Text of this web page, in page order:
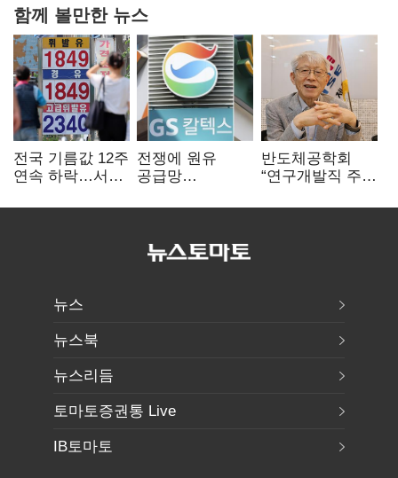
함께 볼만한 뉴스
전국 기름값 12주
연속 하락…서울
전쟁에 원유
공급망
정유, 에너지안보
반도체공학회
“연구개발직 주
개선해야”
뉴스
뉴스북
뉴스리듬
토마토증권통 Live
IB토마토